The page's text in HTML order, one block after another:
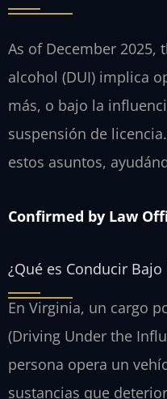
As of December
alcohol (DUI) implica
más, o bajo la
suspensión de
estos asuntos,
Confirmed by Law
¿Qué es Conducir
En Virginia, un cargo
(Driving Under the
persona opera un
sustancias que